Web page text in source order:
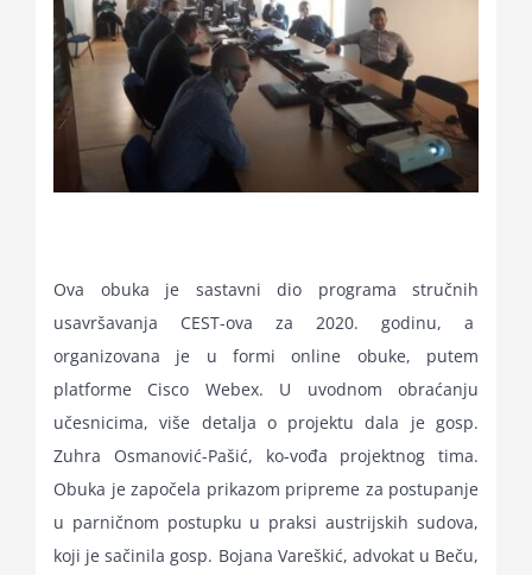
Ova obuka je sastavni dio programa stručnih
usavršavanja CEST-ova za 2020. godinu, a
organizovana je u formi online obuke, putem
platforme Cisco Webex. U uvodnom obraćanju
učesnicima, više detalja o projektu dala je gosp.
Zuhra Osmanović-Pašić, ko-vođa projektnog tima.
Obuka je započela prikazom pripreme za postupanje
u parničnom postupku u praksi austrijskih sudova,
koji je sačinila gosp. Bojana Vareškić, advokat u Beču,